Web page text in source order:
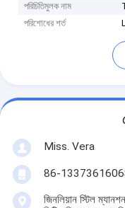
পরিচিতিমুলক নাম
পরিশোধের শর্ত
Miss. Vera
86-
জিনলিয়ান স্টিল